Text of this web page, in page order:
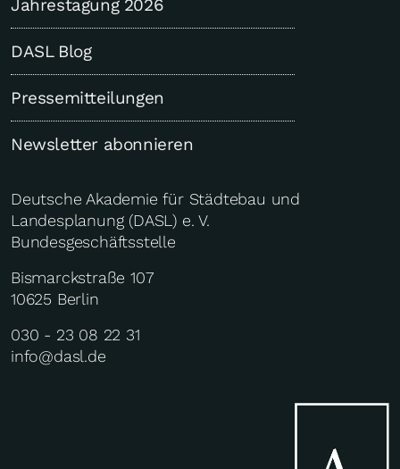
Jahrestagung 2026
DASL Blog
Pressemitteilungen
Newsletter abonnieren
Deutsche Akademie für Städtebau und
Landesplanung (DASL) e. V.
Bundesgeschäftsstelle
Bismarckstraße 107
10625 Berlin
030 - 23 08 22 31
info@dasl.de